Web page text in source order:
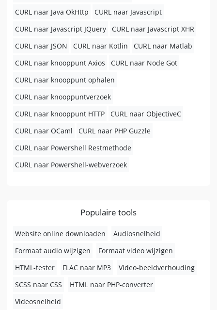
CURL naar Java OkHttp
CURL naar Javascript
CURL naar Javascript JQuery
CURL naar Javascript XHR
CURL naar JSON
CURL naar Kotlin
CURL naar Matlab
CURL naar knooppunt Axios
CURL naar Node Got
CURL naar knooppunt ophalen
CURL naar knooppuntverzoek
CURL naar knooppunt HTTP
CURL naar ObjectiveC
CURL naar OCaml
CURL naar PHP Guzzle
CURL naar Powershell Restmethode
CURL naar Powershell-webverzoek
Populaire tools
Website online downloaden
Audiosnelheid
Formaat audio wijzigen
Formaat video wijzigen
HTML-tester
FLAC naar MP3
Video-beeldverhouding
SCSS naar CSS
HTML naar PHP-converter
Videosnelheid